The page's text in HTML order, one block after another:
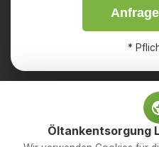
*
Impressum
Öltankentsorgung